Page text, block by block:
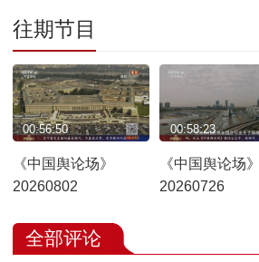
丰收
往期节目
《中国舆论场》
20260802
00:56:50
《中国舆论场》
20260726
00:58:23
全部评论